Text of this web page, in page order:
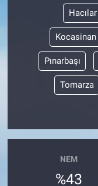
Hacılar
Kocasinan
Pınarbaşı
Tomarza
NEM
%43